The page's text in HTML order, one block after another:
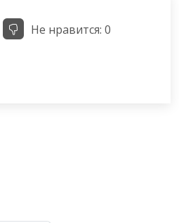
Не нравится: 0